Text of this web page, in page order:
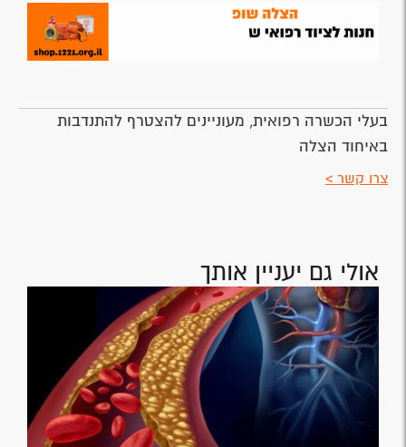
בעלי הכשרה רפואית, מעוניינים להצטרף להתנדבות
באיחוד הצלה
צרו קשר >
אולי גם יעניין אותך